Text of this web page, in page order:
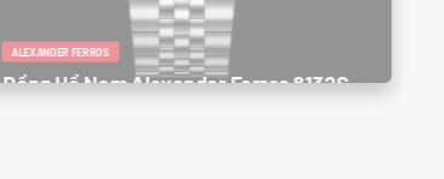
ALEXANDER FERROS
Đồng Hồ Nam Alexander Ferros 6161R-